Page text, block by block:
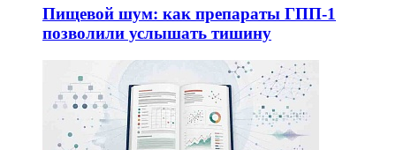
Пищевой шум: как препараты ГПП-1
позволили услышать тишину